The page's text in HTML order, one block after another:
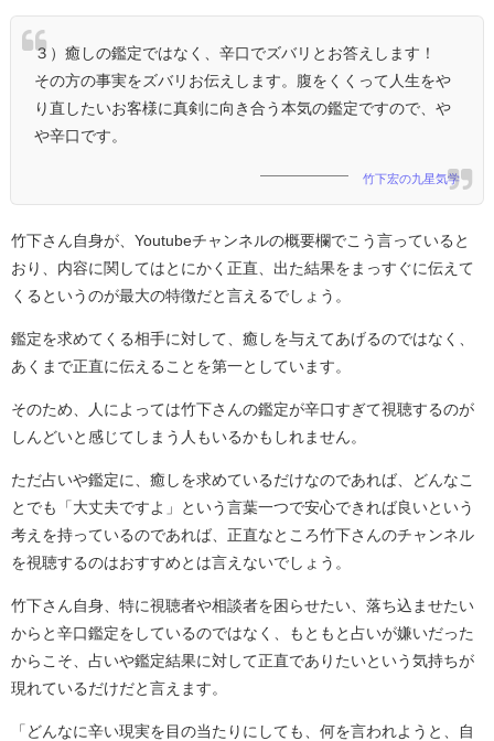
３）癒しの鑑定ではなく、辛口でズバリとお答えします！
その方の事実をズバリお伝えします。腹をくくって人生をや
り直したいお客様に真剣に向き合う本気の鑑定ですので、や
や辛口です。
竹下宏の九星気学
竹下さん自身が、Youtubeチャンネルの概要欄でこう言っていると
おり、内容に関してはとにかく正直、出た結果をまっすぐに伝えて
くるというのが最大の特徴だと言えるでしょう。
鑑定を求めてくる相手に対して、癒しを与えてあげるのではなく、
あくまで正直に伝えることを第一としています。
そのため、人によっては竹下さんの鑑定が辛口すぎて視聴するのが
しんどいと感じてしまう人もいるかもしれません。
ただ占いや鑑定に、癒しを求めているだけなのであれば、どんなこ
とでも「大丈夫ですよ」という言葉一つで安心できれば良いという
考えを持っているのであれば、正直なところ竹下さんのチャンネル
を視聴するのはおすすめとは言えないでしょう。
竹下さん自身、特に視聴者や相談者を困らせたい、落ち込ませたい
からと辛口鑑定をしているのではなく、もともと占いが嫌いだった
からこそ、占いや鑑定結果に対して正直でありたいという気持ちが
現れているだけだと言えます。
「どんなに辛い現実を目の当たりにしても、何を言われようと、自